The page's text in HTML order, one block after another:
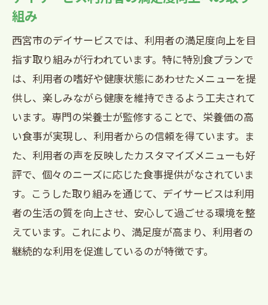
組み
西宮市のデイサービスでは、利用者の満足度向上を目
指す取り組みが行われています。特に特別食プランで
は、利用者の嗜好や健康状態にあわせたメニューを提
供し、楽しみながら健康を維持できるよう工夫されて
います。専門の栄養士が監修することで、栄養価の高
い食事が実現し、利用者からの信頼を得ています。ま
た、利用者の声を反映したカスタマイズメニューも好
評で、個々のニーズに応じた食事提供がなされていま
す。こうした取り組みを通じて、デイサービスは利用
者の生活の質を向上させ、安心して過ごせる環境を整
えています。これにより、満足度が高まり、利用者の
継続的な利用を促進しているのが特徴です。